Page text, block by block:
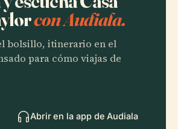
con Audiala.
bolsillo, itinerario en el
para cómo viajas de
Abrir en la app de Audiala